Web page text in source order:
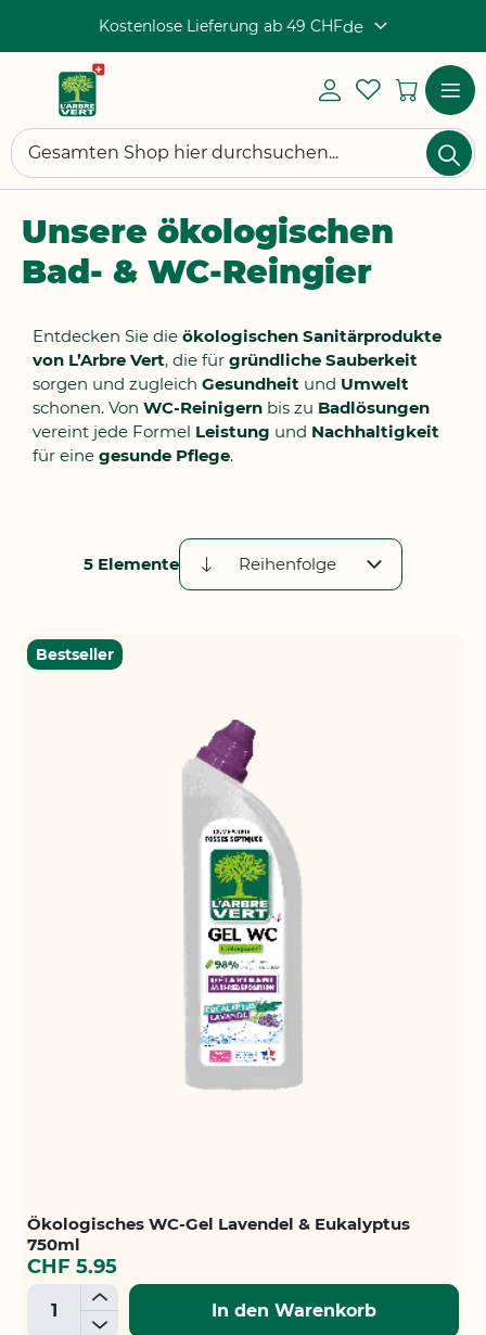
Kostenlose Lieferung ab 49 CHFSprache
de
Suchen
Mein
My
Wishlist
Mein
Unsere ökologischen
Bad- & WC-Reingier
Entdecken Sie die ökologischen Sanitärprodukte
von L’Arbre Vert, die für gründliche Sauberkeit
sorgen und zugleich Gesundheit und Umwelt
schonen. Von WC-Reinigern bis zu Badlösungen
vereint jede Formel Leistung und Nachhaltigkeit
für eine gesunde Pflege.
5 Elemente
Absteigend
Ökologisches WC-Gel Lavendel & Eukalyptus
750ml
CHF 5.95
Bestseller
+
-
In den Warenkorb